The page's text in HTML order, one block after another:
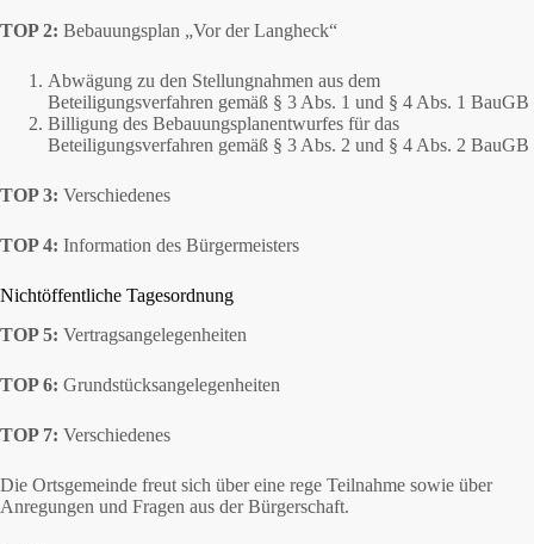
TOP 2: Bebauungsplan „Vor der Langheck“
Abwägung zu den Stellungnahmen aus dem
Beteiligungsverfahren gemäß § 3 Abs. 1 und § 4 Abs. 1 BauGB
Billigung des Bebauungsplanentwurfes für das
Beteiligungsverfahren gemäß § 3 Abs. 2 und § 4 Abs. 2 BauGB
TOP 3: Verschiedenes
TOP 4: Information des Bürgermeisters
Nichtöffentliche Tagesordnung
TOP 5: Vertragsangelegenheiten
TOP 6: Grundstücksangelegenheiten
TOP 7: Verschiedenes
Die Ortsgemeinde freut sich über eine rege Teilnahme sowie über
Anregungen und Fragen aus der Bürgerschaft.